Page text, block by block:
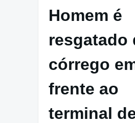
Homem é
resgatado
córrego
frente ao
terminal